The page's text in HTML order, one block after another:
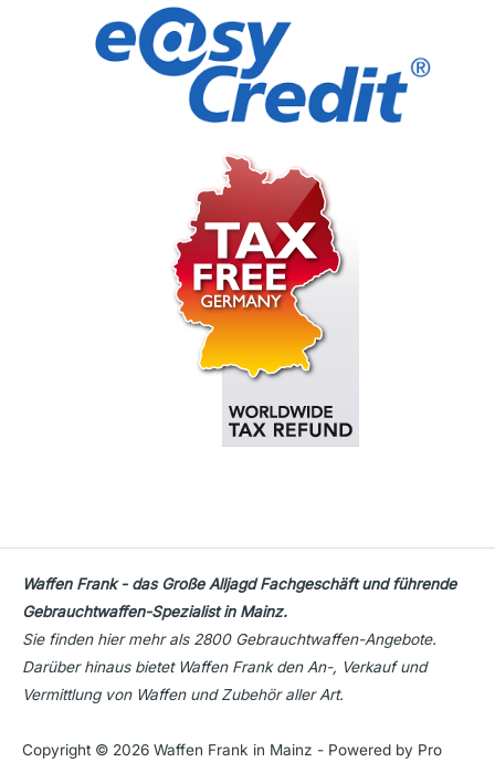
Waffen Frank - das Große Alljagd Fachgeschäft und führende
Gebrauchtwaffen-Spezialist in Mainz.
Sie finden hier mehr als 2800 Gebrauchtwaffen-Angebote.
Darüber hinaus bietet Waffen Frank den An-, Verkauf und
Vermittlung von Waffen und Zubehör aller Art.
Copyright © 2026 Waffen Frank in Mainz - Powered by Pro